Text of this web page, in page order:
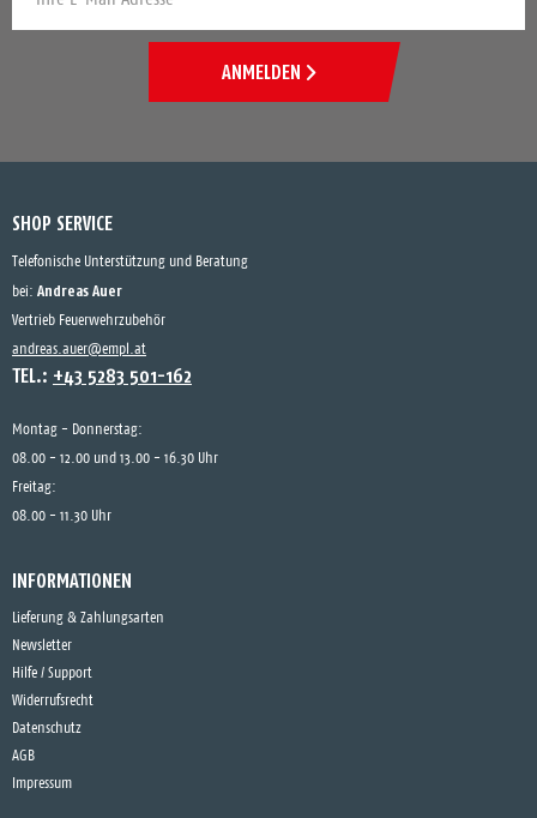
ANMELDEN
SHOP SERVICE
Telefonische Unterstützung und Beratung
bei: Andreas Auer
Vertrieb Feuerwehrzubehör
andreas.auer@empl.at
TEL.: +43 5283 501-162
Montag - Donnerstag:
08.00 - 12.00 und 13.00 - 16.30 Uhr
Freitag:
08.00 - 11.30 Uhr
INFORMATIONEN
Lieferung & Zahlungsarten
Newsletter
Hilfe / Support
Widerrufsrecht
Datenschutz
AGB
Impressum